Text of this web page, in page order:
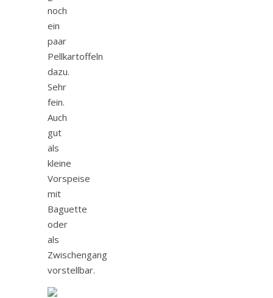
noch
ein
paar
Pellkartoffeln
dazu.
Sehr
fein.
Auch
gut
als
kleine
Vorspeise
mit
Baguette
oder
als
Zwischengang
vorstellbar.